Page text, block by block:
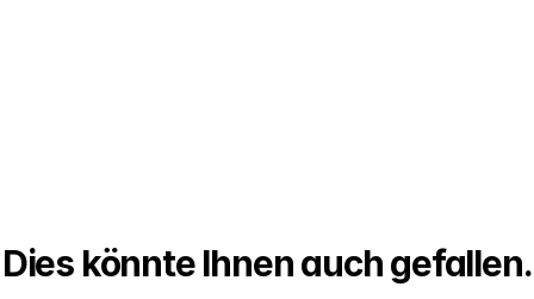
Dies könnte Ihnen auch gefallen.